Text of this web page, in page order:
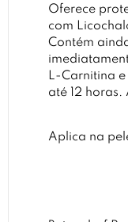
Oferece
com
Contém
L-Carnitina
até 12
Aplica na